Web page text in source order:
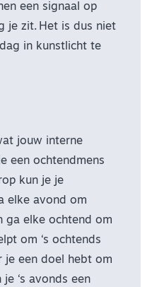
een signaal op
je zit. Het is dus niet
in kunstlicht te
jouw interne
een ochtendmens
kun je je
elke avond om
ga elke ochtend om
om ‘s ochtends
je een doel hebt om
‘s avonds een